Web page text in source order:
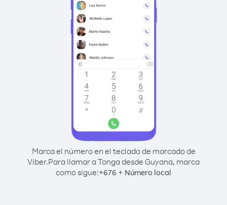
Marca el número en el teclado de marcado de
Viber.Para llamar a Tonga desde Guyana, marca
como sigue:+676 + Número local